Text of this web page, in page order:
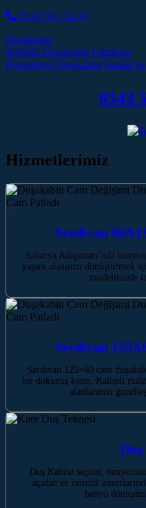
0543 501 54 34
Duşakabin
Post navigation
Söğütlü Duşakabin Fabrikası
Pamukova Duşakabin İmalatçısı
0543
Hizmetlerimiz
Serdivan
Sakarya Adapazarı’nda
yaşam alanınızı dönüştürmek
modelimizle
Serdivan
Serdivan 125×60 cam
bir dokunuş katın. Kaliteli
alanlarınızı
Duş Kabini seçimi,
açıdan en önemli
banyo